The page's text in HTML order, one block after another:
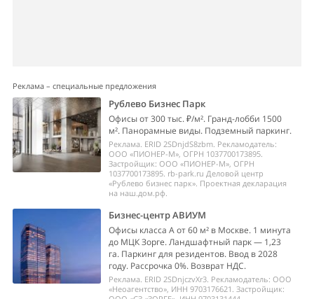
Реклама – специальные предложения
Рублево Бизнес Парк
Офисы от 300 тыс. ₽/м². Гранд-лобби 1500
м². Панорамные виды. Подземный паркинг.
Реклама. ERID 2SDnjdS8zbm. Рекламодатель:
ООО «ПИОНЕР-М», ОГРН 1037700173895.
Застройщик: ООО «ПИОНЕР-М», ОГРН
1037700173895. rb-park.ru Деловой центр
«Рублево бизнес парк». Проектная декларация
на наш.дом.рф.
Бизнес-центр АВИУМ
Офисы класса А от 60 м² в Москве. 1 минута
до МЦК Зорге. Ландшафтный парк — 1,23
га. Паркинг для резидентов. Ввод в 2028
году. Рассрочка 0%. Возврат НДС.
Реклама. ERID 2SDnjczvXr3. Рекламодатель: ООО
«Неоагентство», ИНН 9703176621. Застройщик: